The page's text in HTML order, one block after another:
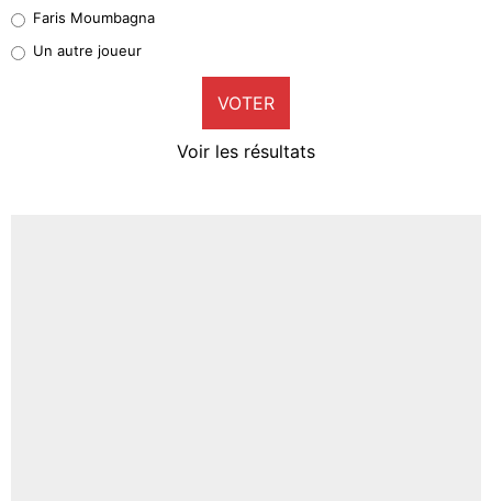
9%
Faris Moumbagna
Un autre joueur
VOTER
Voir les résultats